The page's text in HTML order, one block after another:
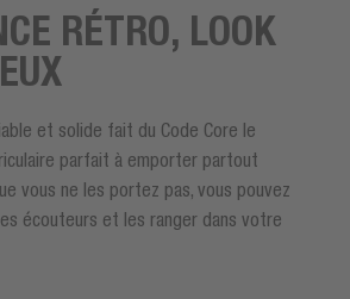
RÉTRO, LOOK
et solide fait du Code Core le
parfait à emporter partout
vous ne les portez pas, vous pouvez
écouteurs et les ranger dans votre